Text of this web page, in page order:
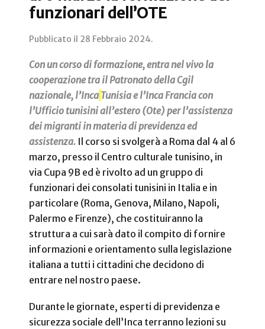
funzionari dell’OTE
Pubblicato il 28 Febbraio 2024.
Con un corso di formazione, entra nel vivo la
cooperazione tra il Patronato della Cgil
nazionale, l’Inca Tunisia e l’Inca Francia con
l’Ufficio tunisini all’estero (Ote) per l’assistenza
dei migranti in materia di previdenza ed
assistenza. Il corso si svolgerà a Roma dal 4 al 6
marzo, presso il Centro culturale tunisino, in
via Cupa 9B ed è rivolto ad un gruppo di
funzionari dei consolati tunisini in Italia e in
particolare (Roma, Genova, Milano, Napoli,
Palermo e Firenze), che costituiranno la
struttura a cui sarà dato il compito di fornire
informazioni e orientamento sulla legislazione
italiana a tutti i cittadini che decidono di
entrare nel nostro paese.
Durante le giornate, esperti di previdenza e
sicurezza sociale dell’Inca terranno lezioni su